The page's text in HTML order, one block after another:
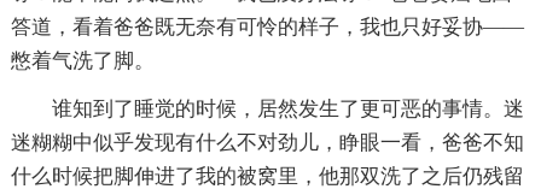
答道，看着爸爸既无奈有可怜的样子，我也只好妥协——
憋着气洗了脚。
谁知到了睡觉的时候，居然发生了更可恶的事情。迷
迷糊糊中似乎发现有什么不对劲儿，睁眼一看，爸爸不知
什么时候把脚伸进了我的被窝里，他那双洗了之后仍残留